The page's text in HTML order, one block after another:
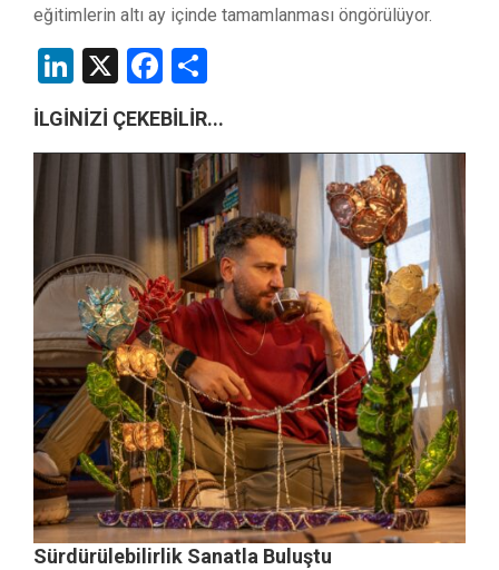
eğitimlerin altı ay içinde tamamlanması öngörülüyor.
LinkedIn
X Facebook
İLGİNİZİ ÇEKEBİLİR...
Sürdürülebilirlik Sanatla Buluştu